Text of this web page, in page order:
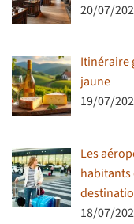
20/07/
Itinéraire
jaune
19/07/
Les
habitants
18/07/